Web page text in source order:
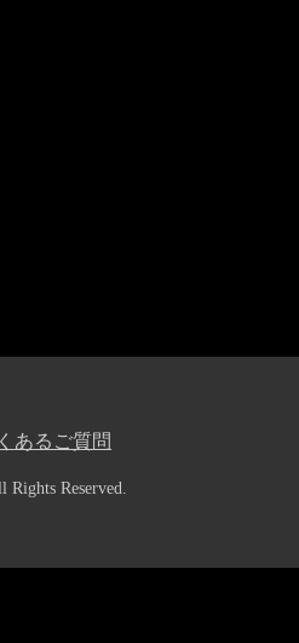
あるご質問
Reserved.